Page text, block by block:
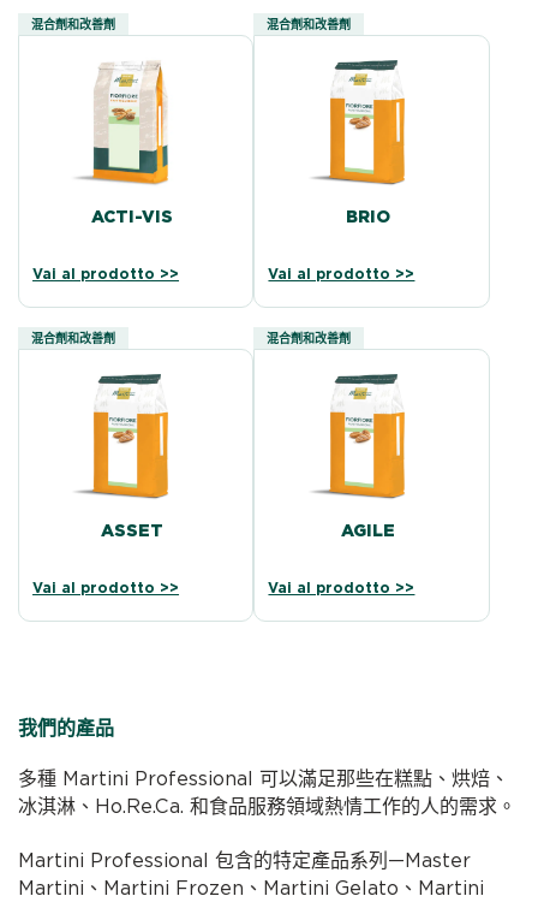
混合劑和改善劑
ACTI-VIS
Vai al prodotto >>
混合劑和改善劑
BRIO
Vai al prodotto >>
混合劑和改善劑
ASSET
Vai al prodotto >>
混合劑和改善劑
AGILE
Vai al prodotto >>
我們的產品
多種 Martini Professional 可以滿足那些在糕點、烘焙、
冰淇淋、Ho.Re.Ca. 和食品服務領域熱情工作的人的需求。
Martini Professional 包含的特定產品系列—Master
Martini、Martini Frozen、Martini Gelato、Martini